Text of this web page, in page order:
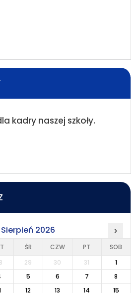
kadry naszej szkoły.
Sierpień 2026 ›
ŚR CZW PT
SOB
29 30 31
1
5 6 7
8
12 13 14
15